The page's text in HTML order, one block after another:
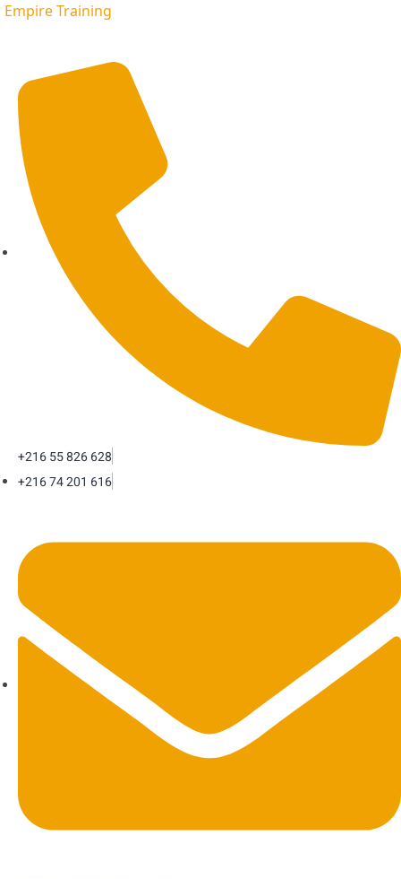
Empire Training
+216 55 826 628
+216 74 201 616